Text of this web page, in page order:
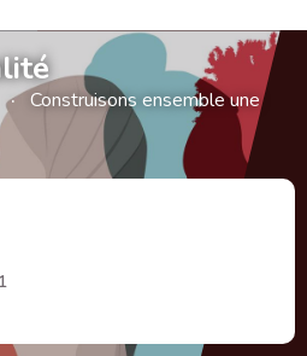
externe)
Construisons ensemble une